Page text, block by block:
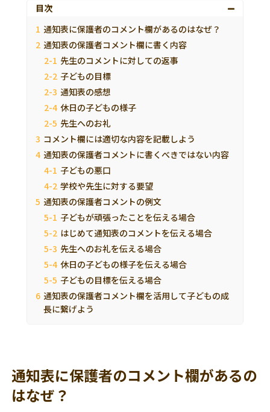
目次
通知表に保護者のコメント欄があるのはなぜ？
通知表の保護者コメント欄に書く内容
先生のコメントに対しての返事
子どもの目標
通知表の感想
休日の子どもの様子
先生へのお礼
コメント欄には適切な内容を記載しよう
通知表の保護者コメントに書くべきではない内容
子どもの悪口
学校や先生に対する要望
通知表の保護者コメントの例文
子どもが頑張ったことを伝える場合
はじめて通知表のコメントを伝える場合
先生へのお礼を伝える場合
休日の子どもの様子を伝える場合
子どもの目標を伝える場合
通知表の保護者コメント欄を活用して子どもの成
長に繋げよう
通知表に保護者のコメント欄があるの
はなぜ？